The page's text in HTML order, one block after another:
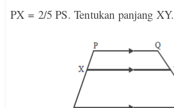
PX = 2/5 PS. Tentukan panjang XY.